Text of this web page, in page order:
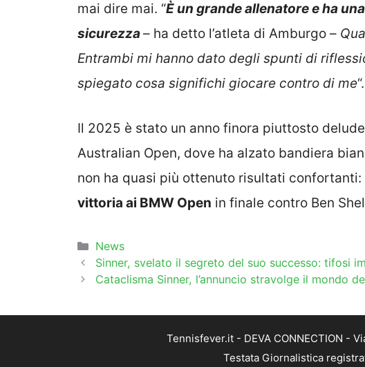
mai dire mai. “È un grande allenatore e ha
sicurezza– ha detto l’atleta di Amburgo –
Entrambi mi hanno dato degli spunti di
spiegato cosa significhi giocare contro di me“.
Il 2025 è stato un anno finora piuttosto
Australian Open, dove ha alzato bandiera
non ha quasi più ottenuto risultati confortanti:
vittoria ai BMW Open in finale contro Ben
Categorie
News
Sinner, svelato il segreto del suo successo: tifosi
Cataclisma Sinner, l’annuncio stravolge il mondo
Tennisfever.it - DEVA CONNECTION -
Testata Giornalistica